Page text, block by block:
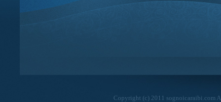
Copyright (c) 2011 sognoicaraibi.com